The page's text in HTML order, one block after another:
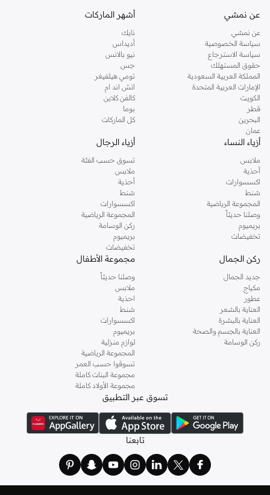
عن نمشي
عن نمشي
سياسة الخصوصية
سياسة الاسترجاع
حقوق المستهلك
المملكة العربية السعودية
الإمارات العربية المتحدة
الكويت
قطر
البحرين
عمان
أشهر الماركات
نايك
أديداس
نيو بالانس
جس
تومي هيلفيغر
اتش اند ام
كالفن كلاين
بوما
كل الماركات
أزياء النساء
ملابس
أحذية
اكسسوارات
شنط
المجموعة الرياضية
وصلنا حديثاً
بريميوم
تخفيضات
أزياء الرجال
تسوق حسب الفئة
ملابس
أحذية
شنط
اكسسوارات
المجموعة الرياضية
ركن الوسامة
بريميوم
تخفيضات
ركن الجمال
جديد الجمال
مكياج
عطور
العناية بالشعر
العناية بالبشرة
العناية بالجسم والصحة
ركن الوسامة
مجموعة الأطفال
وصلنا حديثاً
ملابس
احذية
شنط
اكسسوارات
بريميوم
لوازم منزلية
المجموعة الرياضية
تسوقوا حسب العمر
مجموعة البنات كاملة
مجموعة الأولاد كاملة
تسوق عبر التطبيق
تابعنا